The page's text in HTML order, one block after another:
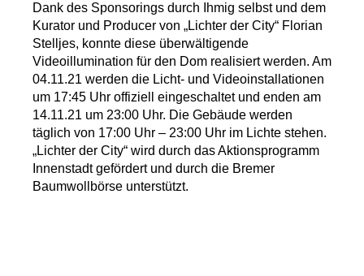
Dank des Sponsorings durch Ihmig selbst und dem
Kurator und Producer von „Lichter der City“ Florian
Stelljes, konnte diese überwältigende
Videoillumination für den Dom realisiert werden. Am
04.11.21 werden die Licht- und Videoinstallationen
um 17:45 Uhr offiziell eingeschaltet und enden am
14.11.21 um 23:00 Uhr. Die Gebäude werden
täglich von 17:00 Uhr – 23:00 Uhr im Lichte stehen.
„Lichter der City“ wird durch das Aktionsprogramm
Innenstadt gefördert und durch die Bremer
Baumwollbörse unterstützt.